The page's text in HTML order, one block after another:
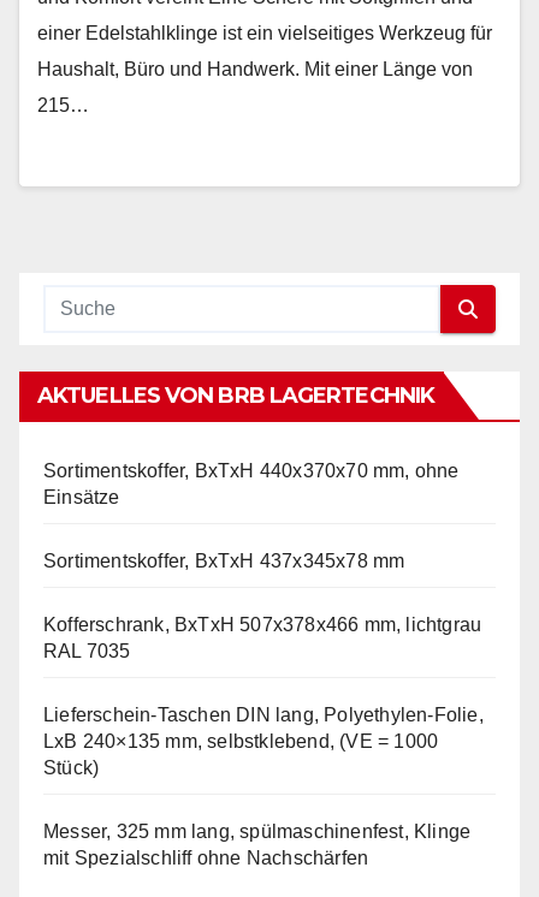
einer Edelstahlklinge ist ein vielseitiges Werkzeug für
Haushalt, Büro und Handwerk. Mit einer Länge von
215…
AKTUELLES VON BRB LAGERTECHNIK
Sortimentskoffer, BxTxH 440x370x70 mm, ohne
Einsätze
Sortimentskoffer, BxTxH 437x345x78 mm
Kofferschrank, BxTxH 507x378x466 mm, lichtgrau
RAL 7035
Lieferschein-Taschen DIN lang, Polyethylen-Folie,
LxB 240×135 mm, selbstklebend, (VE = 1000
Stück)
Messer, 325 mm lang, spülmaschinenfest, Klinge
mit Spezialschliff ohne Nachschärfen